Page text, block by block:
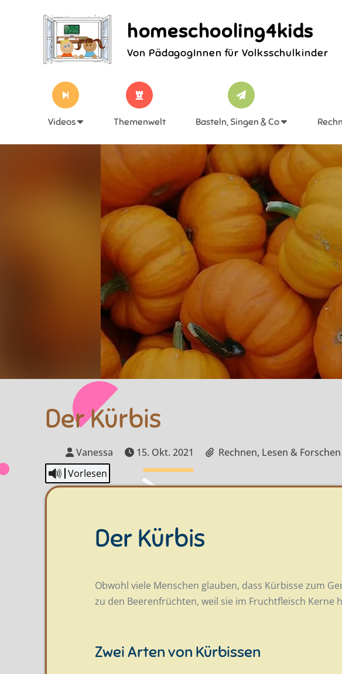
homeschooling4kids
Von PädagogInnen für Volksschulkinder
Videos Themenwelt Basteln, Singen & Co
Der Kürbis
Vanessa 15. Okt. 2021 Rechnen, Lesen & Forschen
Vorlesen
Der Kürbis
Obwohl viele Menschen glauben, dass Kürbisse zum
zu den Beerenfrüchten, weil sie im Fruchtfleisch Kerne
Zwei Arten von Kürbissen